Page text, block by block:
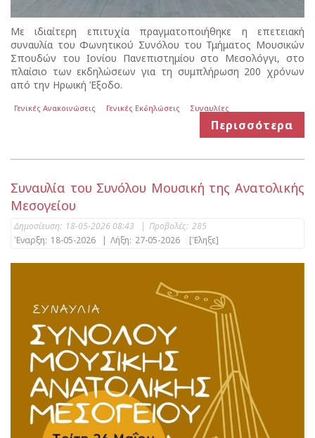
Με ιδιαίτερη επιτυχία πραγματοποιήθηκε η επετειακή
συναυλία του Φωνητικού Συνόλου του Τμήματος Μουσικών
Σπουδών του Ιονίου Πανεπιστημίου στο Μεσολόγγι, στο
πλαίσιο των εκδηλώσεων για τη συμπλήρωση 200 χρόνων
από την Ηρωική Έξοδο.
Γενικές Ανακοινώσεις Γενικές Εκδηλώσεις Συναυλίες
Περισσότερα
Συναυλία του Συνόλου Μουσική της Ανατολικής
Μεσογείου
Δημοσίευση: 18-05-2026 08:43 Προβολές: 285
Έναρξη: 18-05-2026 Λήξη: 27-05-2026 [Έληξε]